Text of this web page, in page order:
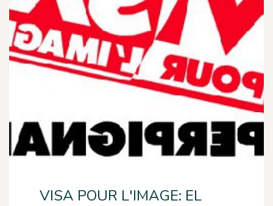
VISA POUR L'IMAGE: EL